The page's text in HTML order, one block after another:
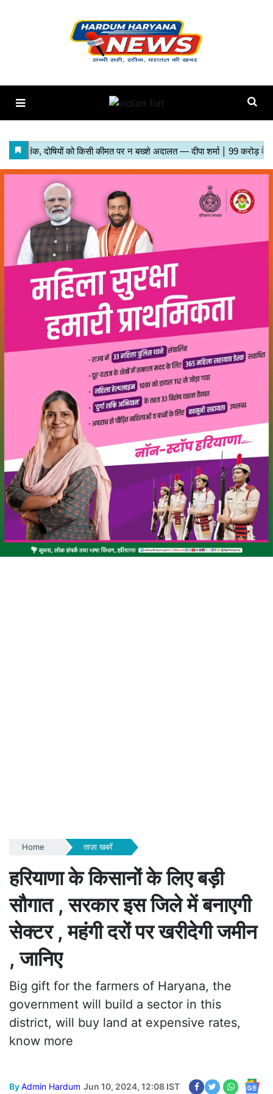
Home ताज़ा खबरें
हरियाणा के किसानों के लिए बड़ी
सौगात , सरकार इस जिले में बनाएगी
सेक्टर , महंगी दरों पर खरीदेगी जमीन
, जानिए
Big gift for the farmers of Haryana, the
government will build a sector in this
district, will buy land at expensive rates,
know more
ByAdmin Hardum Jun 10, 2024, 12:08 IST